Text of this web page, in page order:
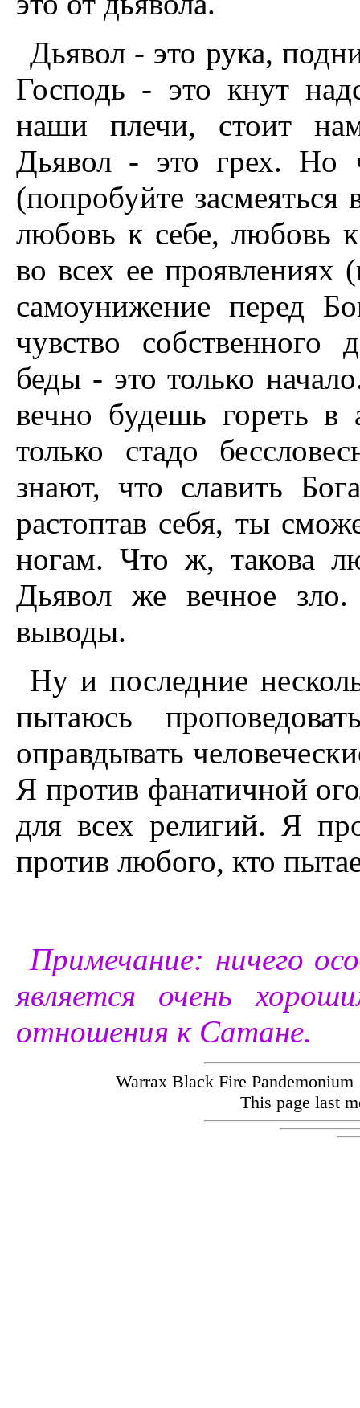
Дьявол - это рука,
Господь - это кнут
наши плечи, стоит
Дьявол - это грех. Но
(попробуйте
любовь к себе, любовь
во всех ее проявлениях
самоунижение перед
чувство
беды - это только
вечно будешь гореть
только стадо
знают, что славить
растоптав себя, ты
ногам. Что ж, такова
Дьявол же вечное зло.
выводы.
Ну и последние
пытаюсь
оправдывать
Я против фанатичной
для всех религий. Я
против любого, кто
Примечание: ничего
является очень
отношения к Сатане.
Warrax Black Fire
This page last